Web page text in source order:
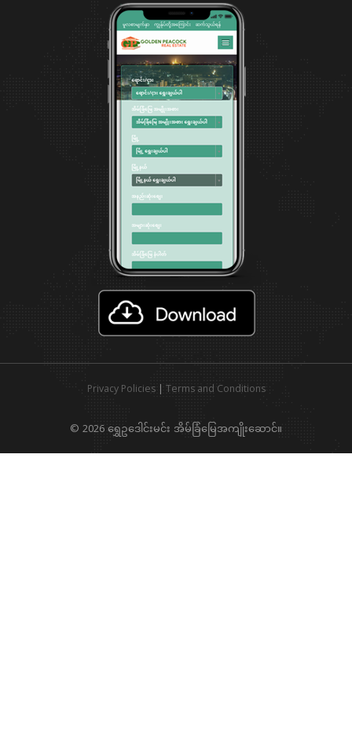
Privacy Policies| Terms and Conditions
© 2026 ရွှေဥဒေါင်းမင်း အိမ်ခြံမြေအကျိုးဆောင်။